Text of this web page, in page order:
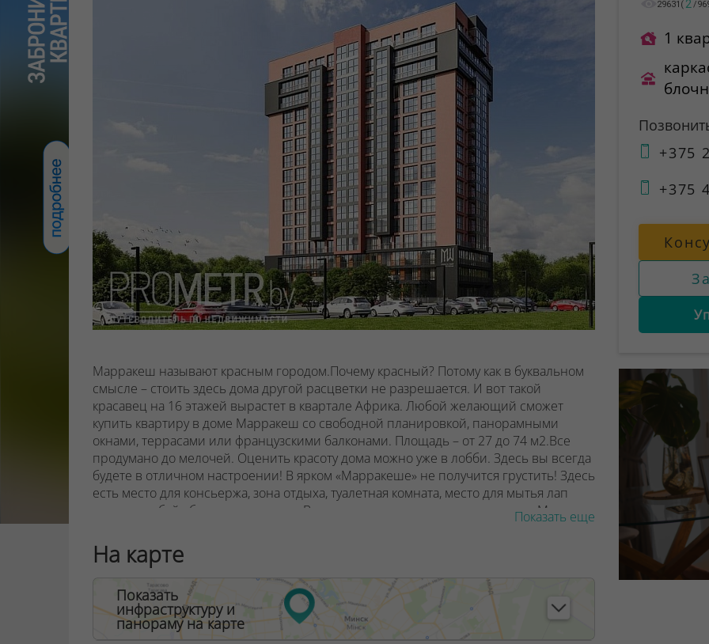
Марракеш называют красным городом.Почему красный? Потому как в буквальном
смысле – стоить здесь дома другой расцветки не разрешается. И вот такой
красавец на 16 этажей вырастет в квартале Африка. Любой желающий сможет
купить квартиру в доме Марракеш со свободной планировкой, панорамными
окнами, террасами или французскими балконами. Площадь – от 27 до 74 м2.Все
продумано до мелочей. Оценить красоту дома можно уже в лобби. Здесь вы всегда
будете в отличном настроении! В ярком «Марракеше» не получится грустить! Здесь
есть место для консьержа, зона отдыха, туалетная комната, место для мытья лап
животных, байк-бокс и колясочная. Возле дома – велосипедные парковки. Машины
квартала. В центре жилой застройки появится детский сад, уже есть игровые и
спортивные площадки. Через дорогу от квартала появится шикарный парк с
фонтанами и аттракционами, зонами отдыха и выгула домашних животных.
ООО "Твоя столицаконсалт", УНП 190285638, лицензия №02240/129 от 06.09.06г.
Показать еще
На карте
Показать
инфраструктуру и
панораму на карте
29631 ( 2 /
1
+375
+375